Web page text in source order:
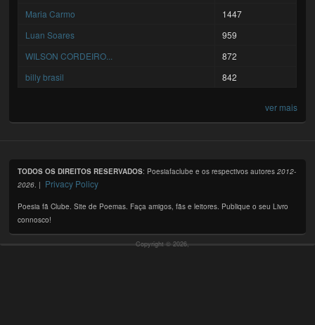
Maria Carmo
1447
Luan Soares
959
WILSON CORDEIRO...
872
billy brasil
842
ver mais
TODOS OS DIREITOS RESERVADOS: Poesiafaclube e os respectivos autores2012-
2026. | Privacy Policy
Poesia fã Clube. Site de Poemas. Faça amigos, fãs e leitores. Publique o seu Livro
connosco!
Copyright © 2026,